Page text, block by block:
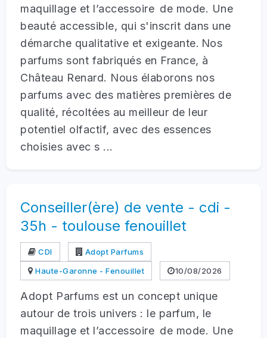
maquillage et l’accessoire de mode. Une
beauté accessible, qui s'inscrit dans une
démarche qualitative et exigeante. Nos
parfums sont fabriqués en France, à
Château Renard. Nous élaborons nos
parfums avec des matières premières de
qualité, récoltées au meilleur de leur
potentiel olfactif, avec des essences
choisies avec s ...
Conseiller(ère) de vente - cdi -
35h - toulouse fenouillet
CDI
Adopt Parfums
Haute-Garonne - Fenouillet
10/08/2026
Adopt Parfums est un concept unique
autour de trois univers : le parfum, le
maquillage et l’accessoire de mode. Une